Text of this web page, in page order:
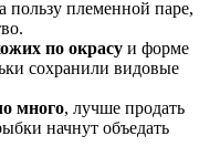
пользу племенной паре,
по окрасу и форме
сохранили видовые
много, лучше продать
начнут объедать